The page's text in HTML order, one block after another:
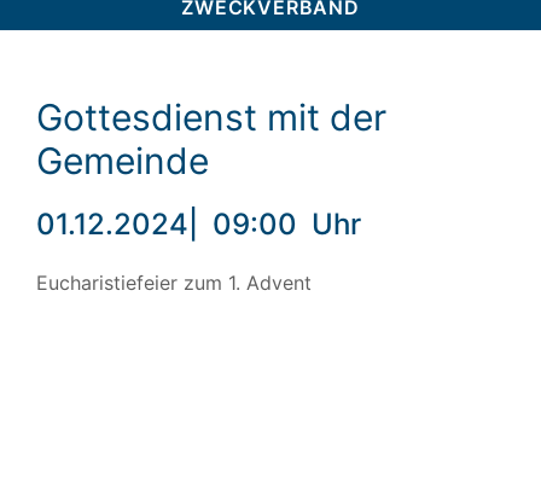
ZWECKVERBAND
Gottesdienst mit der
Gemeinde
01.12.2024 09:00 Uhr
Eucharistiefeier zum 1. Advent